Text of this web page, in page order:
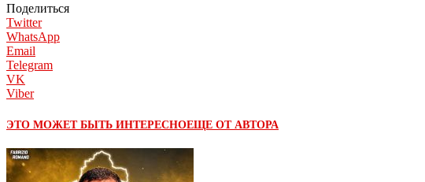
Поделиться
Twitter
WhatsApp
Email
Telegram
VK
Viber
ЭТО МОЖЕТ БЫТЬ ИНТЕРЕСНОЕЩЕ ОТ АВТОРА